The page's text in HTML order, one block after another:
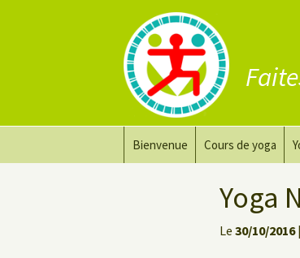
Bienvenue Cours de yoga
Prana Yoga Flow
Yoga
Le 30/10/2016|